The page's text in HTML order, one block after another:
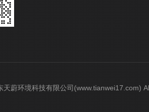
天蔚环境科技有限公司(www.tianwei17.com)